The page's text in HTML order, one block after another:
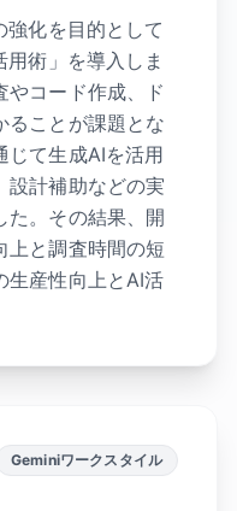
化を目的として
用術」を導入しま
やコード作成、ド
ることが課題とな
じて生成AIを活用
設計補助などの実
た。その結果、開
上と調査時間の短
生産性向上とAI活
Geminiワークスタイル